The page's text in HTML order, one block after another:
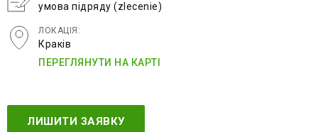
умова підряду (zlecenie)
ЛОКАЦІЯ:
Краків
ПЕРЕГЛЯНУТИ НА КАРТІ
ЛИШИТИ ЗАЯВКУ